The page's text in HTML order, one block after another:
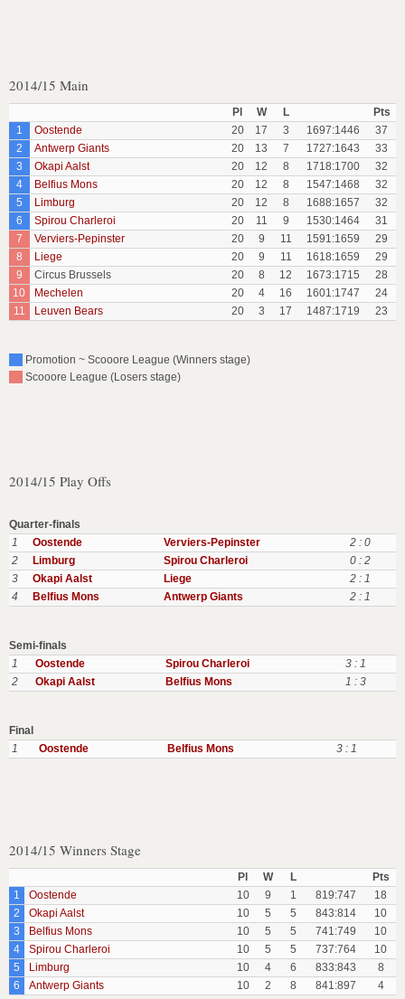
2014/15 Main
Pl W L
Pts
1
Oostende 20 17 3 1697:1446
37
2
Antwerp Giants 20 13 7 1727:1643
33
3
Okapi Aalst 20 12 8 1718:1700
32
4
Belfius Mons 20 12 8 1547:1468
32
5
Limburg 20 12 8 1688:1657
32
6
Spirou Charleroi 20 11 9 1530:1464
31
7
Verviers-Pepinster 20 9 11 1591:1659
29
8
Liege 20 9 11 1618:1659
29
9
Circus Brussels 20 8 12 1673:1715
28
10
Mechelen 20 4 16 1601:1747
24
11
Leuven Bears 20 3 17 1487:1719 23
Promotion ~ Scooore League (Winners stage)
Scooore League (Losers stage)
2014/15 Play Offs
Quarter-finals
1
Oostende Verviers-Pepinster
2 : 0
2
Limburg Spirou Charleroi
0 : 2
3
Okapi Aalst Liege
2 : 1
4
Belfius Mons Antwerp Giants 2 : 1
Semi-finals
1
Oostende Spirou Charleroi
3 : 1
2
Okapi Aalst Belfius Mons 1 : 3
Final
1
Oostende Belfius Mons 3 : 1
2014/15 Winners Stage
Pl W L
Pts
1
Oostende 10 9 1 819:747
18
2
Okapi Aalst 10 5 5 843:814
10
3
Belfius Mons 10 5 5 741:749
10
4
Spirou Charleroi 10 5 5 737:764
10
5
Limburg 10 4 6 833:843
8
6
Antwerp Giants 10 2 8 841:897 4